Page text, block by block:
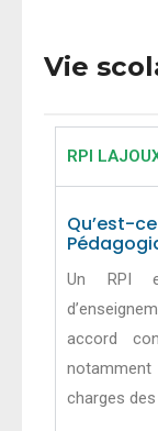
Vie
RPI
Qu’est-
Un RPI
accord
charges